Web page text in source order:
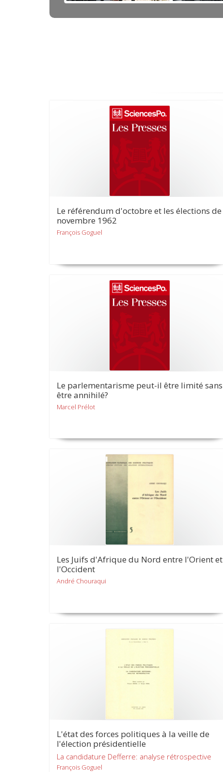
Le référendum d'octobre et les élections de
novembre 1962
François Goguel
Le parlementarisme peut-il être limité sans
être annihilé?
Marcel Prélot
Les Juifs d'Afrique du Nord entre l'Orient et
l'Occident
André Chouraqui
L'état des forces politiques à la veille de
l'élection présidentielle
La candidature Defferre: analyse rétrospective
François Goguel